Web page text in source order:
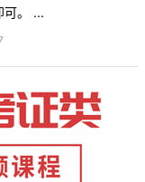
可。 ...